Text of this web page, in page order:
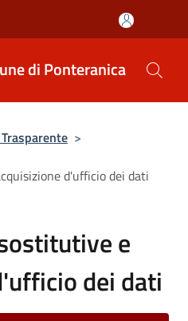
di Ponteranica
>
d'ufficio dei dati
e
dei dati